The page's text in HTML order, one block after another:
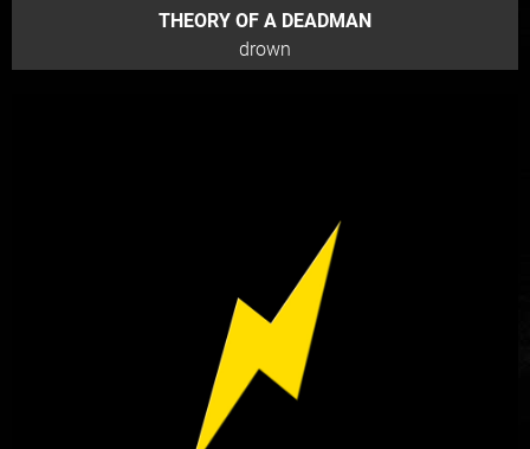
THEORY OF A DEADMAN
drown